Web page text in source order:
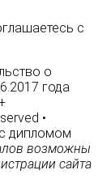
с
о
года
•
дипломом
возможны
сайта